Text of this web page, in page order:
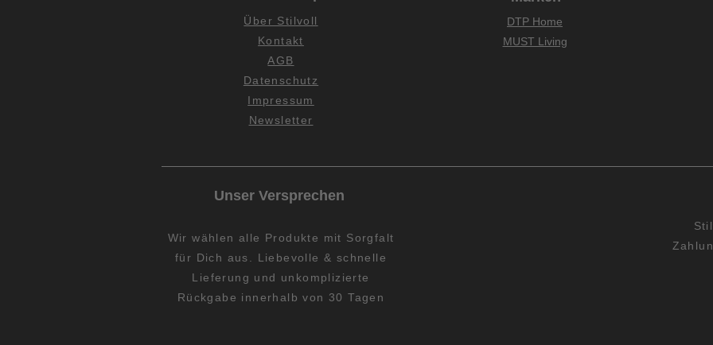
Über Stilvoll
Kontakt
AGB
Datenschutz
Impressum
Newsletter
DTP Home
MUST Living
Unser Versprechen
Wir wählen alle Produkte mit Sorgfalt
für Dich aus. Liebevolle & schnelle
Lieferung und unkomplizierte
Rückgabe innerhalb von 30 Tagen